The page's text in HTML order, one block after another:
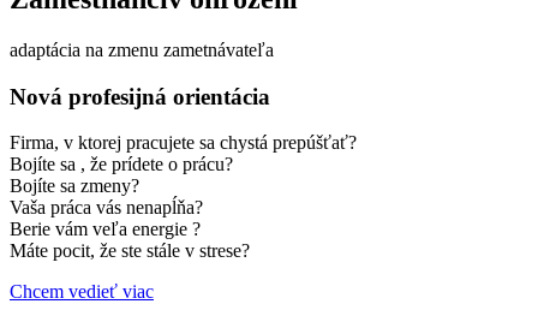
adaptácia na zmenu zametnávateľa
Nová profesijná orientácia
Firma, v ktorej pracujete sa chystá prepúšťať?
Bojíte sa , že prídete o prácu?
Bojíte sa zmeny?
Vaša práca vás nenapĺňa?
Berie vám veľa energie ?
Máte pocit, že ste stále v strese?
Chcem vedieť viac